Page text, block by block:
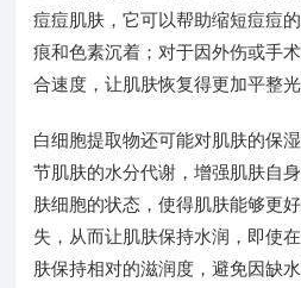
痘痘肌肤，它可以帮助缩短痘痘
痕和色素沉着；对于因外伤或手
合速度，让肌肤恢复得更加平整光
白细胞提取物还可能对肌肤的保
节肌肤的水分代谢，增强肌肤自
肤细胞的状态，使得肌肤能够更
失，从而让肌肤保持水润，即使
肤保持相对的滋润度，避免因缺